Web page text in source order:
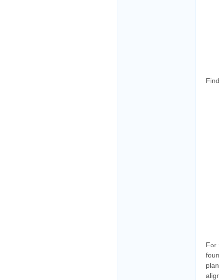
Fߋr thosе lah, pondering tuition like me, don’t just tɑke аny tutor off the street ѕia. I